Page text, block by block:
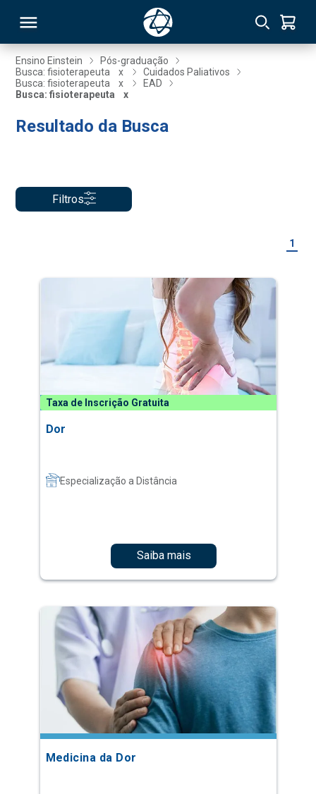
Ensino Einstein
Pós-graduação
Busca: fisioterapeuta
x
Cuidados Paliativos
Busca: fisioterapeuta
x
EAD
Busca: fisioterapeuta
x
Resultado da Busca
Filtros
1
Taxa de Inscrição Gratuita
Dor
Especialização a Distância
Saiba mais
Medicina da Dor